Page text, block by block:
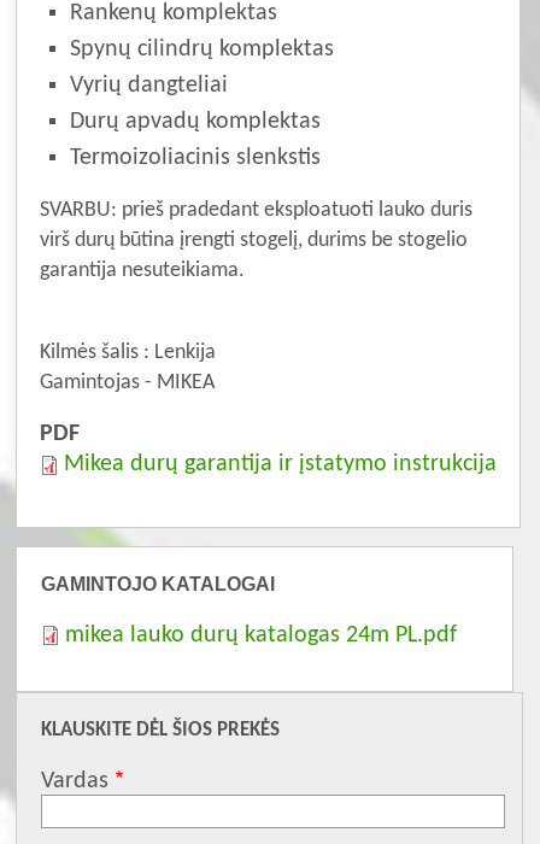
Rankenų komplektas
Spynų cilindrų komplektas
Vyrių dangteliai
Durų apvadų komplektas
Termoizoliacinis slenkstis
SVARBU: prieš pradedant eksploatuoti lauko duris
virš durų būtina įrengti stogelį, durims be stogelio
garantija nesuteikiama.
Kilmės šalis : Lenkija
Gamintojas - MIKEA
PDF
Mikea durų garantija ir įstatymo instrukcija
GAMINTOJO KATALOGAI
mikea lauko durų katalogas 24m PL.pdf
KLAUSKITE DĖL ŠIOS PREKĖS
Vardas